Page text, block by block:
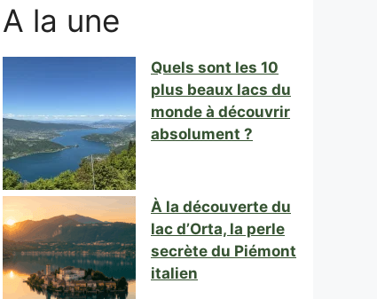
A la une
Quels sont les 10
plus beaux lacs du
monde à découvrir
absolument ?
À la découverte du
lac d’Orta, la perle
secrète du Piémont
italien